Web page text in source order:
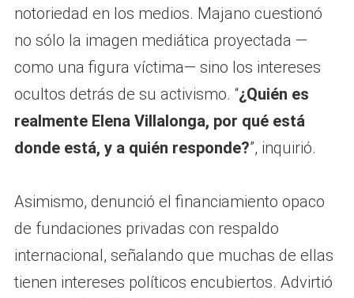
notoriedad en los medios. Majano cuestionó
no sólo la imagen mediática proyectada —
como una figura víctima— sino los intereses
ocultos detrás de su activismo. “¿Quién es
realmente Elena Villalonga, por qué está
donde está, y a quién responde?”, inquirió.
Asimismo, denunció el financiamiento opaco
de fundaciones privadas con respaldo
internacional, señalando que muchas de ellas
tienen intereses políticos encubiertos. Advirtió